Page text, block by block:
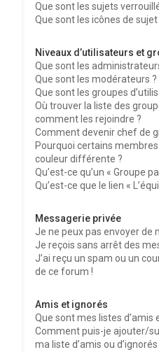
Que sont les sujets
Que sont les icônes de sujet
Niveaux d’utilisateurs et
Que sont les
Que sont les modérateurs ?
Que sont les groupes
Où trouver la liste des
comment les rejoindre ?
Comment devenir chef de
Pourquoi certains
couleur différente ?
Qu’est-ce qu’un « Groupe
Qu’est-ce que le lien «
Messagerie privée
Je ne peux pas envoyer de
Je reçois sans arrêt des
J’ai reçu un spam ou un
de ce forum !
Amis et ignorés
Que sont mes listes d’amis
Comment puis-je ajouter/
ma liste d’amis ou d’ignorés